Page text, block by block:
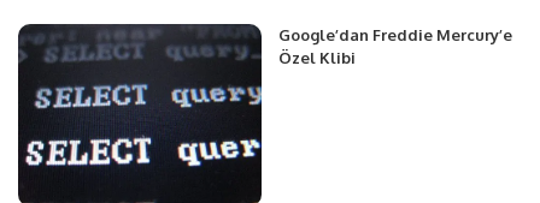
Google’dan Freddie Mercury’e
Özel Klibi